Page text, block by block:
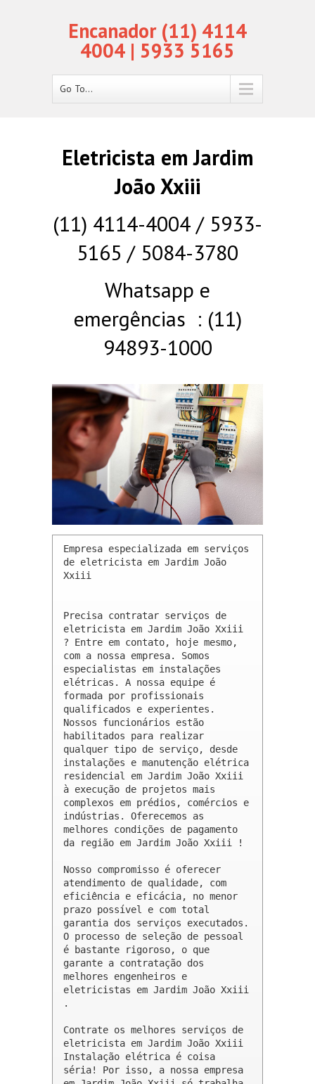
Encanador (11) 4114
4004 | 5933 5165
Go To...
Eletricista em Jardim
João Xxiii
(11) 4114-4004 / 5933-
5165 / 5084-3780
Whatsapp e
emergências : (11)
94893-1000
Empresa especializada em serviços
de eletricista em Jardim João
Xxiii
Precisa contratar serviços de
eletricista em Jardim João Xxiii
? Entre em contato, hoje mesmo,
com a nossa empresa. Somos
especialistas em instalações
elétricas. A nossa equipe é
formada por profissionais
qualificados e experientes.
Nossos funcionários estão
habilitados para realizar
qualquer tipo de serviço, desde
instalações e manutenção elétrica
residencial em Jardim João Xxiii
à execução de projetos mais
complexos em prédios, comércios e
indústrias. Oferecemos as
melhores condições de pagamento
da região em Jardim João Xxiii !
Nosso compromisso é oferecer
atendimento de qualidade, com
eficiência e eficácia, no menor
prazo possível e com total
garantia dos serviços executados.
O processo de seleção de pessoal
é bastante rigoroso, o que
garante a contratação dos
melhores engenheiros e
eletricistas em Jardim João Xxiii
.
Contrate os melhores serviços de
eletricista em Jardim João Xxiii
Instalação elétrica é coisa
séria! Por isso, a nossa empresa